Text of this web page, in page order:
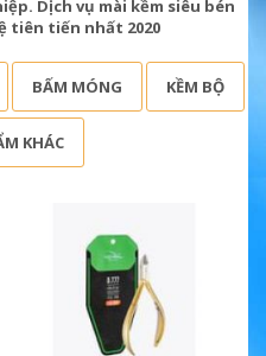
Dịch vụ mài kềm siêu bén
tiên tiến nhất 2020
BẤM MÓNG KỀM BỘ
KHÁC